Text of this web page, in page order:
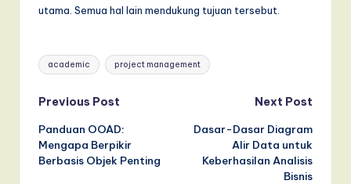
utama. Semua hal lain mendukung tujuan tersebut.
Tags:
academic project management
Post
navigation
Previous Post
Panduan OOAD:
Mengapa Berpikir
Berbasis Objek Penting
Next Post
Dasar-Dasar Diagram
Alir Data untuk
Keberhasilan Analisis
Bisnis